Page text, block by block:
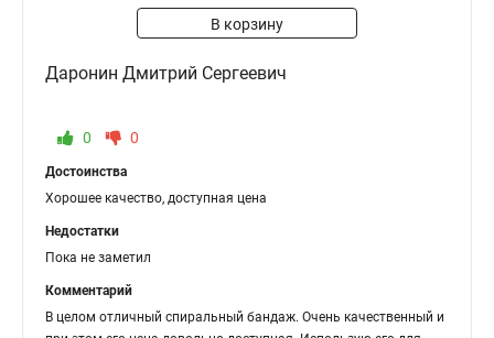
В корзину
Даронин Дмитрий Сергеевич
0 0
Достоинства
Хорошее качество, доступная цена
Недостатки
Пока не заметил
Комментарий
В целом отличный спиральный бандаж. Очень качественный и